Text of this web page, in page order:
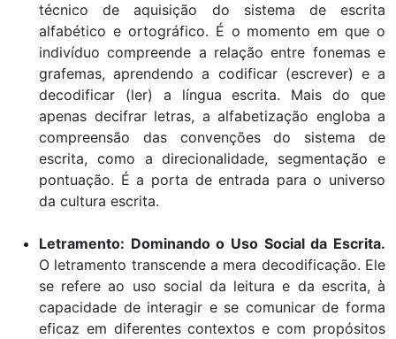
técnico de aquisição do sistema de escrita
alfabético e ortográfico. É o momento em que o
indivíduo compreende a relação entre fonemas e
grafemas, aprendendo a codificar (escrever) e a
decodificar (ler) a língua escrita. Mais do que
apenas decifrar letras, a alfabetização engloba a
compreensão das convenções do sistema de
escrita, como a direcionalidade, segmentação e
pontuação. É a porta de entrada para o universo
da cultura escrita.
Letramento: Dominando o Uso Social da Escrita.
O letramento transcende a mera decodificação. Ele
se refere ao uso social da leitura e da escrita, à
capacidade de interagir e se comunicar de forma
eficaz em diferentes contextos e com propósitos